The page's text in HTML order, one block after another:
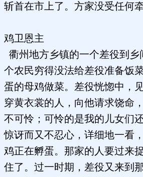
斩首在市上了。方家没受任何
鸡卫恩主
衢州地方乡镇的一个差役到乡
个农民穷得没法给差役准备饭
蛋的母鸡做菜。差役恍惚中，
穿黄衣裳的人，向他请求饶命
不可怜；可怜的是我的儿女们
惊讶而又不忍心，详细地一看
鸡正在孵蛋。那家的人要过来
住了。过一时期，差役又来到